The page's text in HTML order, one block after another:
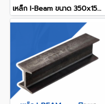
เหล็ก I-Beam ขนาด 350x150 mm.